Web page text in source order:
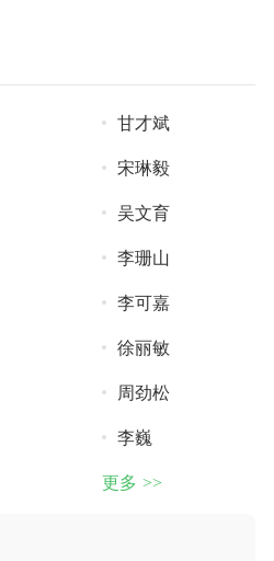
甘才斌
宋琳毅
吴文育
李珊山
李可嘉
徐丽敏
周劲松
李巍
更多 >>